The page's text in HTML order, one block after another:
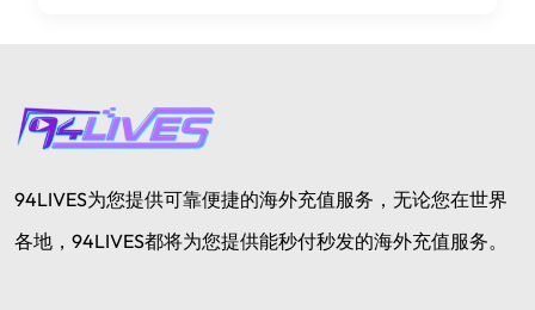
94LIVES为您提供可靠便捷的海外充值服务，无论您在世界
各地，94LIVES都将为您提供能秒付秒发的海外充值服务。